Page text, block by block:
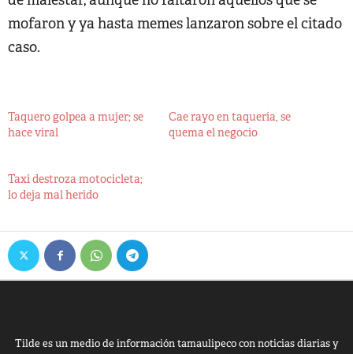
mofaron y ya hasta memes lanzaron sobre el citado
caso.
Taquero golpea a mujer; se
hace viral
Cae rayo en taquería, se
quema el negocio
Taxi destroza motocicleta;
lo deja mal herido
Tilde es un medio de información tamaulipeco con noticias diarias y